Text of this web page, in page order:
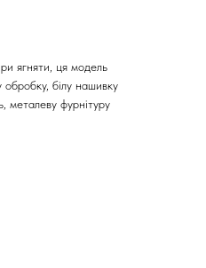
ягняти, ця модель
білу нашивку
металеву фурнітуру